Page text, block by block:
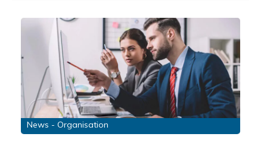
News - Organisation